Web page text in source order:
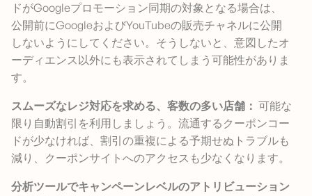
ドがGoogleプロモーション同期の対象となる場合は、
公開前にGoogleおよびYouTubeの販売チャネルに公開
しないようにしてください。そうしないと、意図したオ
ーディエンス以外にも表示されてしまう可能性がありま
す。
スムーズなレジ対応を求める、客数の多い店舗： 可能な
限り自動割引を利用しましょう。流通するクーポンコー
ドが少なければ、割引の重複による予期せぬトラブルも
減り、クーポンサイトへのアクセスも少なくなります。
分析ツールでキャンペーンレベルのアトリビューション